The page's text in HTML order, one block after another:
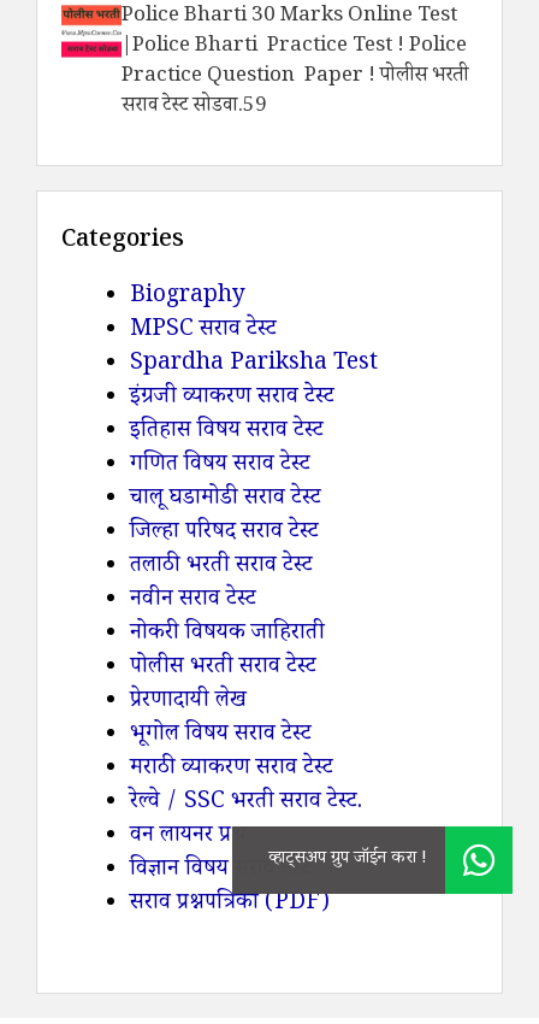
Police Bharti 30 Marks Online Test
|Police Bharti Practice Test ! Police
Practice Question Paper ! पोलीस भरती
सराव टेस्ट सोडवा.59
Categories
Biography
MPSC सराव टेस्ट
Spardha Pariksha Test
इंग्रजी व्याकरण सराव टेस्ट
इतिहास विषय सराव टेस्ट
गणित विषय सराव टेस्ट
चालू घडामोडी सराव टेस्ट
जिल्हा परिषद सराव टेस्ट
तलाठी भरती सराव टेस्ट
नवीन सराव टेस्ट
नोकरी विषयक जाहिराती
पोलीस भरती सराव टेस्ट
प्रेरणादायी लेख
भूगोल विषय सराव टेस्ट
मराठी व्याकरण सराव टेस्ट
रेल्वे / SSC भरती सराव टेस्ट.
वन लायनर प्रश्न
विज्ञान विषय सराव टेस्ट
सराव प्रश्नपत्रिका (PDF)